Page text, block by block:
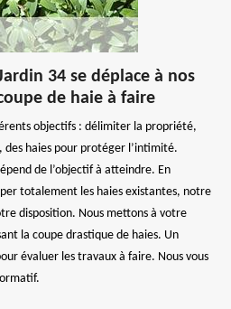
34 se déplace à nos
de haie à faire
objectifs : délimiter la propriété,
des haies pour protéger l’intimité.
de l’objectif à atteindre. En
totalement les haies existantes, notre
disposition. Nous mettons à votre
la coupe drastique de haies. Un
évaluer les travaux à faire. Nous vous